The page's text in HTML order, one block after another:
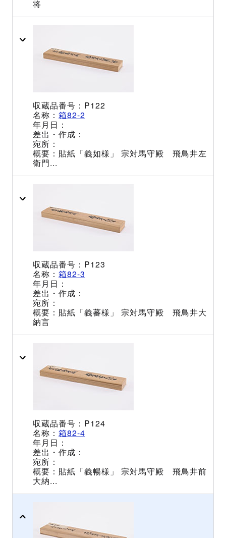
将
P122
箱82-2
貼紙「義如様」 宗対馬守殿 飛鳥井左
衛門...
P123
箱82-3
貼紙「義蕃様」 宗対馬守殿 飛鳥井大
納言
P124
箱82-4
貼紙「義暢様」 宗対馬守殿 飛鳥井前
大納...